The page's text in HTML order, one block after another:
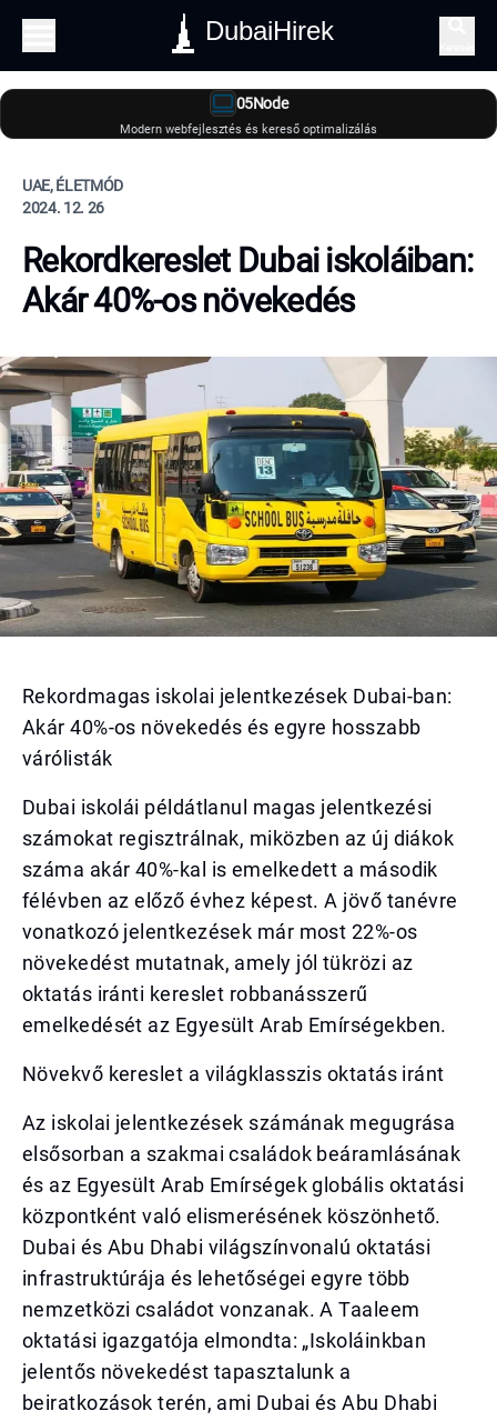
DubaiHirek
05Node
Modern webfejlesztés és kereső optimalizálás
UAE, ÉLETMÓD
2024. 12. 26
Rekordkereslet Dubai iskoláiban:
Akár 40%-os növekedés
Rekordmagas iskolai jelentkezések Dubai-ban:
Akár 40%-os növekedés és egyre hosszabb
várólisták
Dubai iskolái példátlanul magas jelentkezési
számokat regisztrálnak, miközben az új diákok
száma akár 40%-kal is emelkedett a második
félévben az előző évhez képest. A jövő tanévre
vonatkozó jelentkezések már most 22%-os
növekedést mutatnak, amely jól tükrözi az
oktatás iránti kereslet robbanásszerű
emelkedését az Egyesült Arab Emírségekben.
Növekvő kereslet a világklasszis oktatás iránt
Az iskolai jelentkezések számának megugrása
elsősorban a szakmai családok beáramlásának
és az Egyesült Arab Emírségek globális oktatási
központként való elismerésének köszönhető.
Dubai és Abu Dhabi világszínvonalú oktatási
infrastruktúrája és lehetőségei egyre több
nemzetközi családot vonzanak. A Taaleem
oktatási igazgatója elmondta: „Iskoláinkban
jelentős növekedést tapasztalunk a
beiratkozások terén, ami Dubai és Abu Dhabi